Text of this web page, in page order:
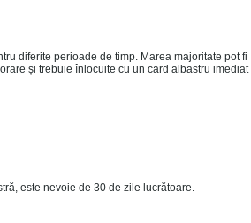
diferite perioade de timp. Marea majoritate pot fi
și trebuie înlocuite cu un card albastru imediat
este nevoie de 30 de zile lucrătoare.